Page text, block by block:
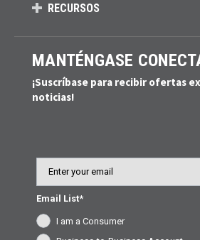
RECURSOS
MANTÉNGASE
¡Suscríbase para recibir ofertas
noticias!
Email List*
I am a Consumer